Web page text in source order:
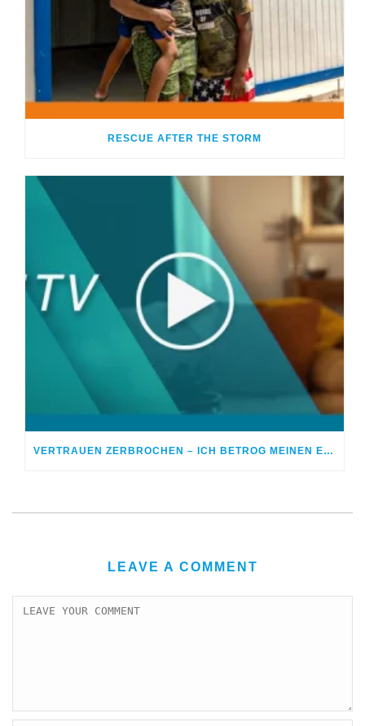
RESCUE AFTER THE STORM
VERTRAUEN ZERBROCHEN – ICH BETROG MEINEN EHEPARTNER
LEAVE A COMMENT